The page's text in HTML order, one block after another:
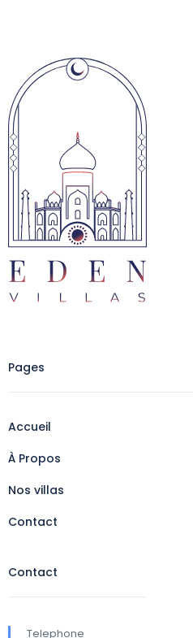
Pages
Accueil
À Propos
Nos villas
Contact
Contact
Telephone